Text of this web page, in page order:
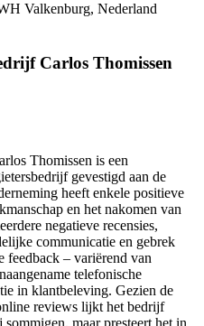
Valkenburg, Nederland
Carlos Thomissen
Thomissen is een
gevestigd aan de
heeft enkele positieve
en het nakomen van
negatieve recensies,
communicatie en gebrek
feedback – variërend van
telefonische
in klantbeleving. Gezien de
reviews lijkt het bedrijf
maar presteert het in